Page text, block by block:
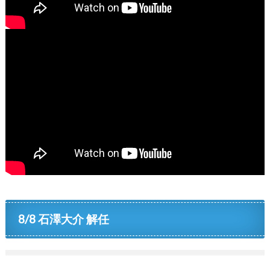
8/8 石澤大介 解任